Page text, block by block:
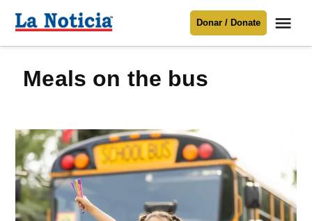
Para mantenerte informado necesitamos
contenido
Noticia
Donar / Donate
meals on the bus